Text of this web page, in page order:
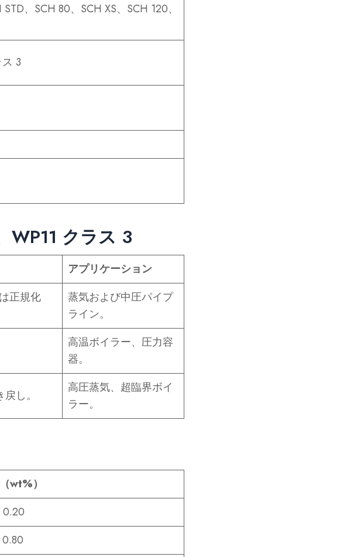
、SCH 80、SCH XS、SCH 120、
3
WP11 クラス 3
アプリケーション
正規化
蒸気および中圧パイプ
ライン。
高温ボイラー、圧力容
器。
し。
高圧蒸気、超臨界ボイ
ラー。
wt%）